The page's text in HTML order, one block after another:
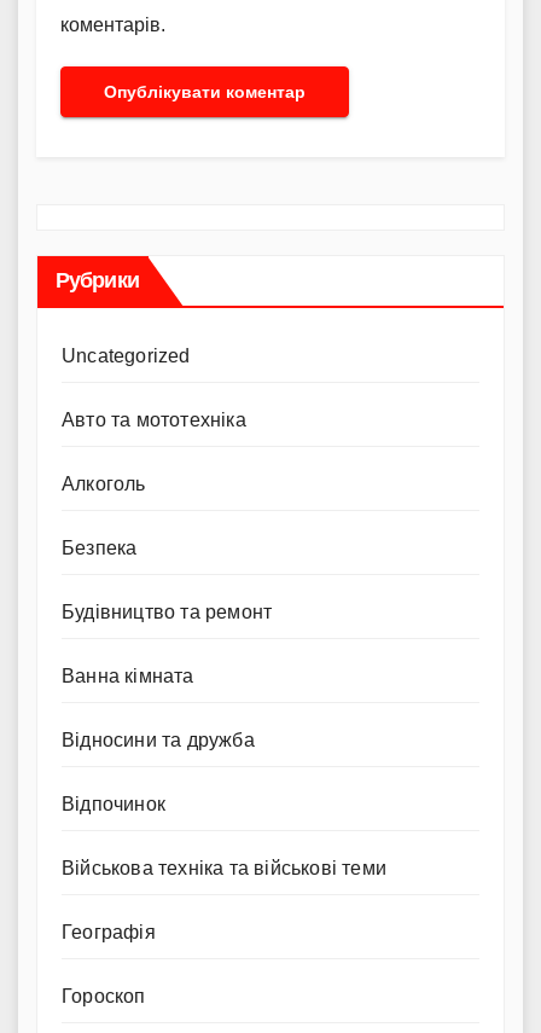
коментарів.
Рубрики
Uncategorized
Авто та мототехніка
Алкоголь
Безпека
Будівництво та ремонт
Ванна кімната
Відносини та дружба
Відпочинок
Військова техніка та військові теми
Географія
Гороскоп